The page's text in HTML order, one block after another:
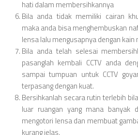
hati dalam membersihkannya
Bila anda tidak memiliki cairan
maka anda bisa menghembuskan
lensa lalu mengusapnya dengan kain
Bila anda telah selesai
pasanglah kembali CCTV anda
sampai tumpuan untuk CCTV
terpasang dengan kuat.
Bersihkanlah secara rutin terlebih
luar ruangan yang mana banyak
mengotori lensa dan membuat
kurang jelas.